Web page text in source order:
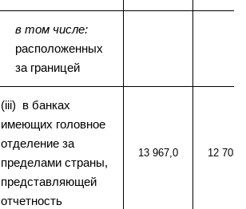
в том числе:
расположенных
за границей
(iii) в банках
имеющих головное
отделение за
пределами страны,
представляющей
отчетность
13 967,0 12